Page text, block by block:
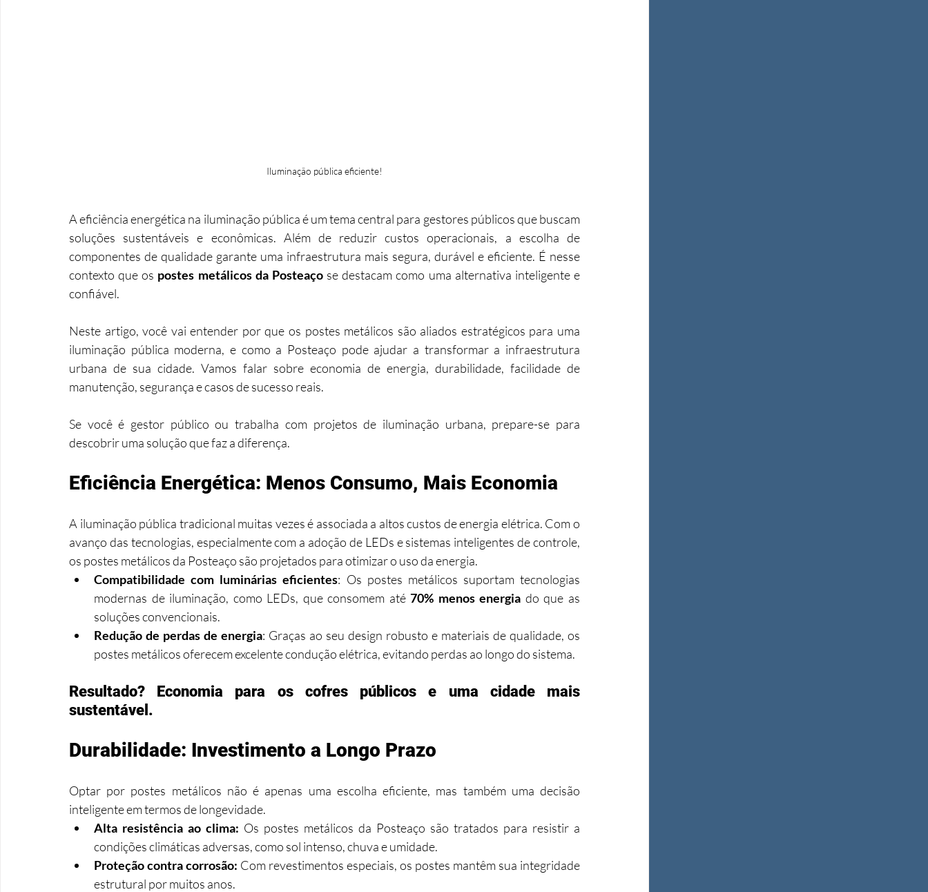
Iluminação pública eficiente!
A eficiência energética na iluminação pública é um tema central para gestores públicos que buscam
soluções sustentáveis e econômicas. Além de reduzir custos operacionais, a escolha de
componentes de qualidade garante uma infraestrutura mais segura, durável e eficiente. É nesse
contexto que os postes metálicos da Posteaço se destacam como uma alternativa inteligente e
confiável.
Neste artigo, você vai entender por que os postes metálicos são aliados estratégicos para uma
iluminação pública moderna, e como a Posteaço pode ajudar a transformar a infraestrutura
urbana de sua cidade. Vamos falar sobre economia de energia, durabilidade, facilidade de
manutenção, segurança e casos de sucesso reais.
Se você é gestor público ou trabalha com projetos de iluminação urbana, prepare-se para
descobrir uma solução que faz a diferença.
Eficiência Energética: Menos Consumo, Mais Economia
A iluminação pública tradicional muitas vezes é associada a altos custos de energia elétrica. Com o
avanço das tecnologias, especialmente com a adoção de LEDs e sistemas inteligentes de controle,
os postes metálicos da Posteaço são projetados para otimizar o uso da energia.
Compatibilidade com luminárias eficientes: Os postes metálicos suportam tecnologias
modernas de iluminação, como LEDs, que consomem até 70% menos energia do que as
soluções convencionais.
Redução de perdas de energia: Graças ao seu design robusto e materiais de qualidade, os
postes metálicos oferecem excelente condução elétrica, evitando perdas ao longo do sistema.
Resultado? Economia para os cofres públicos e uma cidade mais
sustentável.
Durabilidade: Investimento a Longo Prazo
Optar por postes metálicos não é apenas uma escolha eficiente, mas também uma decisão
inteligente em termos de longevidade.
Alta resistência ao clima: Os postes metálicos da Posteaço são tratados para resistir a
condições climáticas adversas, como sol intenso, chuva e umidade.
Proteção contra corrosão: Com revestimentos especiais, os postes mantêm sua integridade
estrutural por muitos anos.